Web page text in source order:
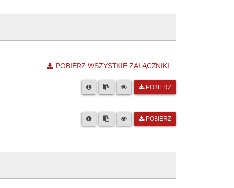
POBIERZ WSZYSTKIE ZAŁĄCZNIKI
POBIERZ
POBIERZ